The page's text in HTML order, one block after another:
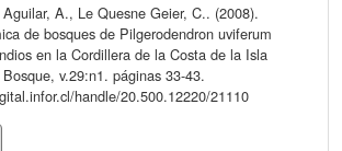
A., Le Quesne Geier, C.. (2008).
de bosques de Pilgerodendron uviferum
en la Cordillera de la Costa de la Isla
v.29:n1. páginas 33-43.
handle/20.500.12220/21110